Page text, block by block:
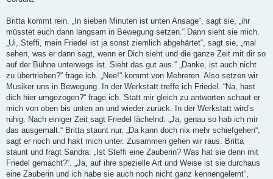
Britta kommt rein. „In sieben Minuten ist unten Ansage“, sagt sie, „ihr
müsstet euch dann langsam in Bewegung setzen.“ Dann sieht sie mich.
„Ui, Steffi, mein Friedel ist ja sonst ziemlich abgehärtet“, sagt sie, „mal
sehen, was er dann sagt, wenn er Dich sieht und die ganze Zeit mit dir so
auf der Bühne unterwegs ist. Sieht das gut aus.“ „Danke, ist auch nicht
zu übertrieben?“ frage ich. „Nee!“ kommt von Mehreren. Also setzen wir
Musiker uns in Bewegung. In der Werkstatt treffe ich Friedel. “Na, hast
dich hier umgezogen?“ frage ich. Statt mir gleich zu antworten schaut er
mich von oben bis unten an und wieder zurück. In der Werkstatt wird’s
ruhig. Nach einiger Zeit sagt Friedel lächelnd: „Ja, genau so hab ich mir
das ausgemalt.“ Britta staunt nur. „Da kann doch nix mehr schiefgehen“,
sagt er noch und hakt mich unter. Zusammen gehen wir raus. Britta
staunt und fragt Sandra: „Ist Steffi eine Zauberin? Was hat sie denn mit
Friedel gemacht?“. „Ja, auf ihre spezielle Art und Weise ist sie durchaus
eine Zauberin und ich habe sie auch noch nicht ganz kennengelernt“,